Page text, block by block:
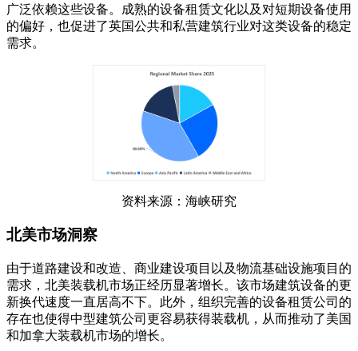
广泛依赖这些设备。成熟的设备租赁文化以及对短期设备使用
的偏好，也促进了英国公共和私营建筑行业对这类设备的稳定
需求。
资料来源：海峡研究
北美市场洞察
由于道路建设和改造、商业建设项目以及物流基础设施项目的
需求，北美装载机市场正经历显著增长。该市场建筑设备的更
新换代速度一直居高不下。此外，组织完善的设备租赁公司的
存在也使得中型建筑公司更容易获得装载机，从而推动了美国
和加拿大装载机市场的增长。